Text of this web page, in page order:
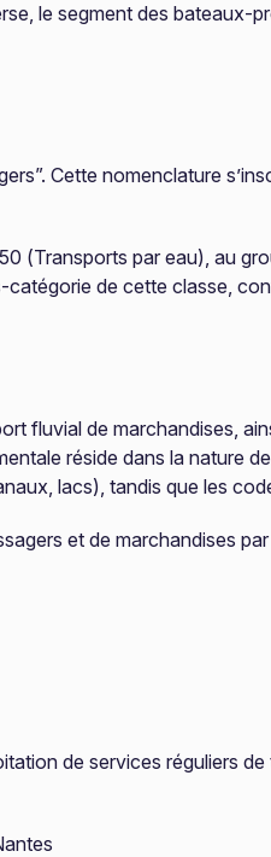
le segment des
Cette nomenclature
(Transports par eau), au
catégorie de cette classe,
fluvial de marchandises,
réside dans la nature
lacs), tandis que les
et de marchandises
de services réguliers